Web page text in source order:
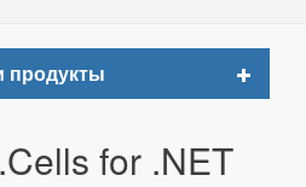
продукты
Toggle
for .NET